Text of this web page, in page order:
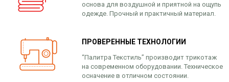
основа для воздушной и приятной на ощупь
одежде. Прочный и практичный материал.
ПРОВЕРЕННЫЕ ТЕХНОЛОГИИ
“Палитра Текстиль” производит трикотаж
на современном оборудовании. Техническое
осначение в отличном состоянии.